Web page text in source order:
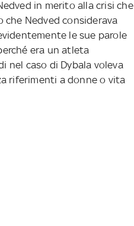
in merito alla crisi che
che Nedved considerava
le sue parole
era un atleta
nel caso di Dybala voleva
riferimenti a donne o vita